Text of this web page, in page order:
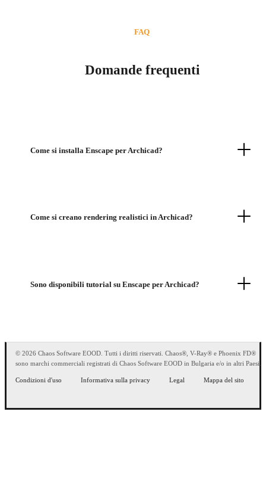
Domande frequenti
FAQ
Come si installa Enscape per Archicad?
Come si creano rendering realistici in Archicad?
Sono disponibili tutorial su Enscape per Archicad?
© 2026 Chaos Software EOOD. Tutti i diritti riservati. Chaos®, V-Ray® e Phoenix FD®
sono marchi commerciali registrati di Chaos Software EOOD in Bulgaria e/o in altri Paesi.
Condizioni d'uso Informativa sulla privacy Legal Mappa del sito